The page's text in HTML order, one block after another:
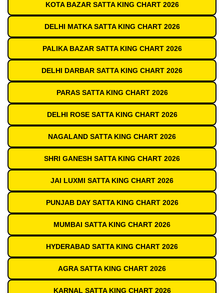
KOTA BAZAR SATTA KING CHART 2026
DELHI MATKA SATTA KING CHART 2026
PALIKA BAZAR SATTA KING CHART 2026
DELHI DARBAR SATTA KING CHART 2026
PARAS SATTA KING CHART 2026
DELHI ROSE SATTA KING CHART 2026
NAGALAND SATTA KING CHART 2026
SHRI GANESH SATTA KING CHART 2026
JAI LUXMI SATTA KING CHART 2026
PUNJAB DAY SATTA KING CHART 2026
MUMBAI SATTA KING CHART 2026
HYDERABAD SATTA KING CHART 2026
AGRA SATTA KING CHART 2026
KARNAL SATTA KING CHART 2026